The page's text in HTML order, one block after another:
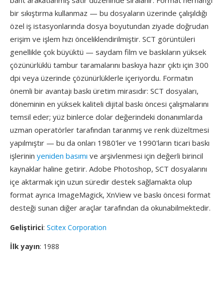
bir sıkıştırma kullanmaz — bu dosyaların üzerinde çalışıldığı
özel iş istasyonlarında dosya boyutundan ziyade doğrudan
erişim ve işlem hızı önceliklendirilmiştir. SCT görüntüleri
genellikle çok büyüktü — saydam film ve baskıların yüksek
çözünürlüklü tambur taramalarını baskıya hazır çıktı için 300
dpi veya üzerinde çözünürlüklerle içeriyordu. Formatın
önemli bir avantajı baskı üretim mirasıdır: SCT dosyaları,
döneminin en yüksek kaliteli dijital baskı öncesi çalışmalarını
temsil eder; yüz binlerce dolar değerindeki donanımlarda
uzman operatörler tarafından taranmış ve renk düzeltmesi
yapılmıştır — bu da onları 1980'ler ve 1990'ların ticari baskı
işlerinin yeniden basımı ve arşivlenmesi için değerli birincil
kaynaklar haline getirir. Adobe Photoshop, SCT dosyalarını
içe aktarmak için uzun süredir destek sağlamakta olup
format ayrıca ImageMagick, XnView ve baskı öncesi format
desteği sunan diğer araçlar tarafından da okunabilmektedir.
Geliştirici: Scitex Corporation
İlk yayın: 1988